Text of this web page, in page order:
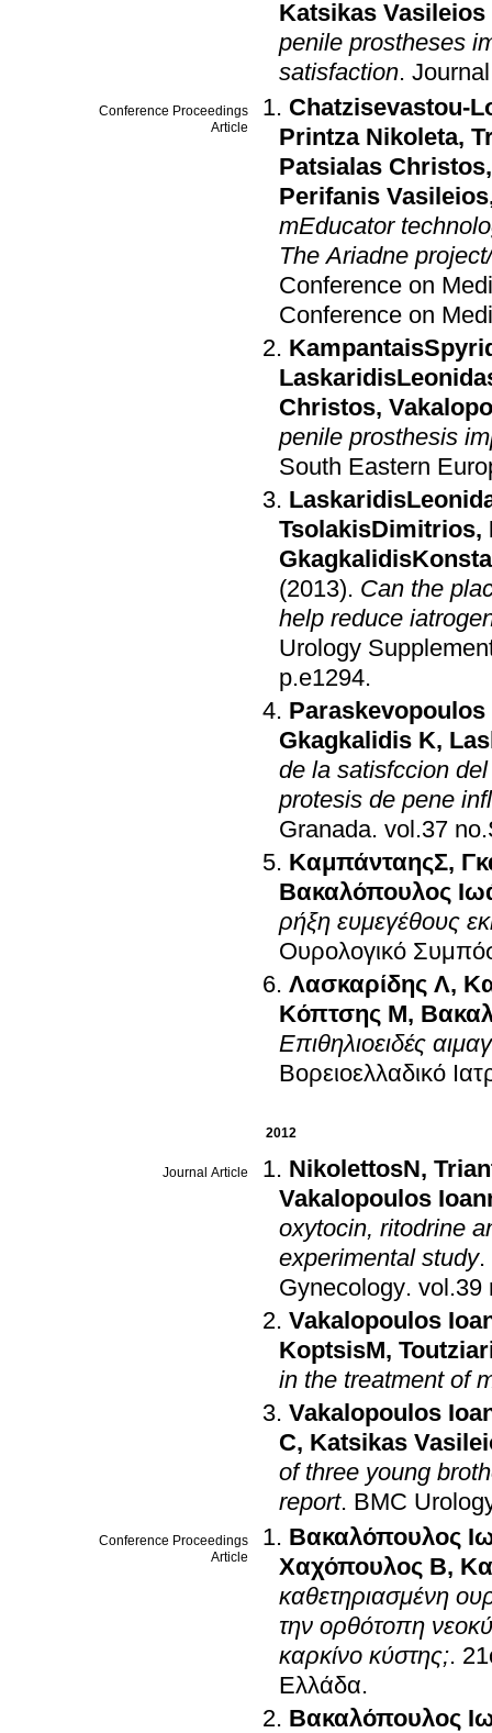
Katsikas Vasileios
penile prostheses
satisfaction.
Conference Proceedings
Article
Chatzisevastou-
Printza Nikoleta,
Patsialas Christos
Perifanis Vasileios
mEducator
The Ariadne
Conference on
Conference on
Christos,
penile prosthesis
South Eastern
TsolakisDimitrios,
(2013). Can the
help reduce
Urology
p.e1294.
Paraskevopoulos
Gkagkalidis K,
de la satisfccion
protesis de pene
Granada.
ΚαμπάνταηςΣ,
Βακαλόπουλος
ρήξη ευμεγέθους
Ουρολογικό
Λασκαρίδης Λ,
Κόπτσης Μ,
Επιθηλιοειδές
Βορειοελλαδικό
2012
Journal Article NikolettosN,
Vakalopoulos
oxytocin, ritodrine
experimental study.
Gynecology.
Vakalopoulos
KoptsisM,
in the treatment of
Vakalopoulos
C, Katsikas
of three young
report. BMC
Conference Proceedings
Article
Βακαλόπουλος
Χαχόπουλος Β,
καθετηριασμένη
την ορθότοπη
καρκίνο κύστης;.
Ελλάδα.
Βακαλόπουλος